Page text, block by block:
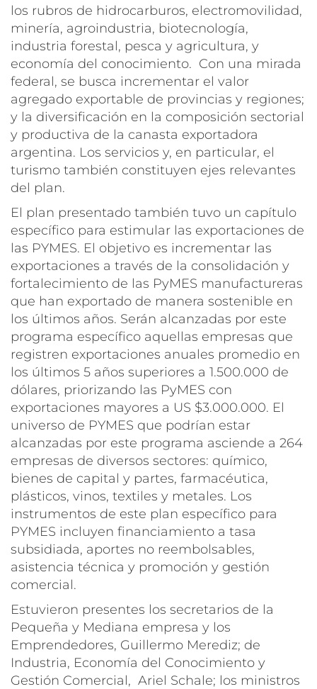
los rubros de hidrocarburos, electromovilidad,
minería, agroindustria, biotecnología,
industria forestal, pesca y agricultura, y
economía del conocimiento. Con una mirada
federal, se busca incrementar el valor
agregado exportable de provincias y regiones;
y la diversificación en la composición sectorial
y productiva de la canasta exportadora
argentina. Los servicios y, en particular, el
turismo también constituyen ejes relevantes
del plan.
El plan presentado también tuvo un capítulo
específico para estimular las exportaciones de
las PYMES. El objetivo es incrementar las
exportaciones a través de la consolidación y
fortalecimiento de las PyMES manufactureras
que han exportado de manera sostenible en
los últimos años. Serán alcanzadas por este
programa específico aquellas empresas que
registren exportaciones anuales promedio en
los últimos 5 años superiores a 1.500.000 de
dólares, priorizando las PyMES con
exportaciones mayores a US $3.000.000. El
universo de PYMES que podrían estar
alcanzadas por este programa asciende a 264
empresas de diversos sectores: químico,
bienes de capital y partes, farmacéutica,
plásticos, vinos, textiles y metales. Los
instrumentos de este plan específico para
PYMES incluyen financiamiento a tasa
subsidiada, aportes no reembolsables,
asistencia técnica y promoción y gestión
comercial.
Estuvieron presentes los secretarios de la
Pequeña y Mediana empresa y los
Emprendedores, Guillermo Merediz; de
Industria, Economía del Conocimiento y
Gestión Comercial, Ariel Schale; los ministros